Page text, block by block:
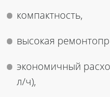
компактность,
высокая
экономичный
л/ч),